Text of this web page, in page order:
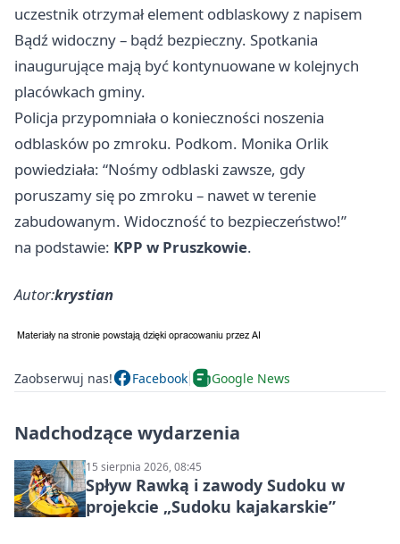
uczestnik otrzymał element odblaskowy z napisem
Bądź widoczny – bądź bezpieczny. Spotkania
inaugurujące mają być kontynuowane w kolejnych
placówkach gminy.
Policja przypomniała o konieczności noszenia
odblasków po zmroku. Podkom. Monika Orlik
powiedziała: “Nośmy odblaski zawsze, gdy
poruszamy się po zmroku – nawet w terenie
zabudowanym. Widoczność to bezpieczeństwo!”
na podstawie: KPP w Pruszkowie.
Autor:krystian
Zaobserwuj nas! Facebook Google News
Nadchodzące wydarzenia
15 sierpnia 2026, 08:45
Spływ Rawką i zawody Sudoku w
projekcie „Sudoku kajakarskie”